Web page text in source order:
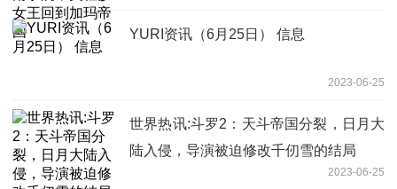
YURI资讯（6月25日） 信息
2023-06-25
世界热讯:斗罗2：天斗帝国分裂，日月大
陆入侵，导演被迫修改千仞雪的结局
2023-06-25